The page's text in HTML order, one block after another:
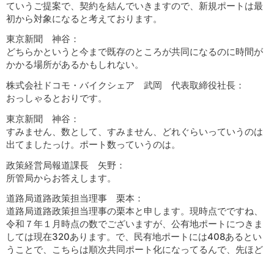
ていうご提案で、契約を結んでいきますので、新規ポートは最
初から対象になると考えております。
東京新聞 神谷：
どちらかというと今まで既存のところが共同になるのに時間が
かかる場所があるかもしれない。
株式会社ドコモ・バイクシェア 武岡 代表取締役社長：
おっしゃるとおりです。
東京新聞 神谷：
すみません、数として、すみません、どれぐらいっていうのは
出てましたっけ。ポート数っていうのは。
政策経営局報道課長 矢野：
所管局からお答えします。
道路局道路政策担当理事 栗本：
道路局道路政策担当理事の栗本と申します。現時点でですね、
令和７年１月時点の数でございますが、公有地ポートにつきま
しては現在320あります。で、民有地ポートには408あるとい
うことで、こちらは順次共同ポート化になってるんで、先ほど